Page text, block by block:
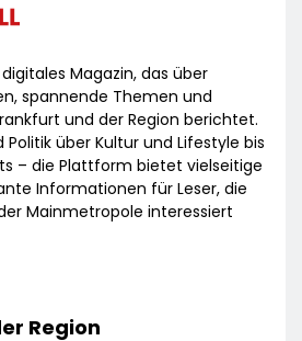
Magazin, das über
spannende Themen und
und der Region berichtet.
über Kultur und Lifestyle bis
– die Plattform bietet vielseitige
Informationen für Leser, die
Mainmetropole interessiert
Region